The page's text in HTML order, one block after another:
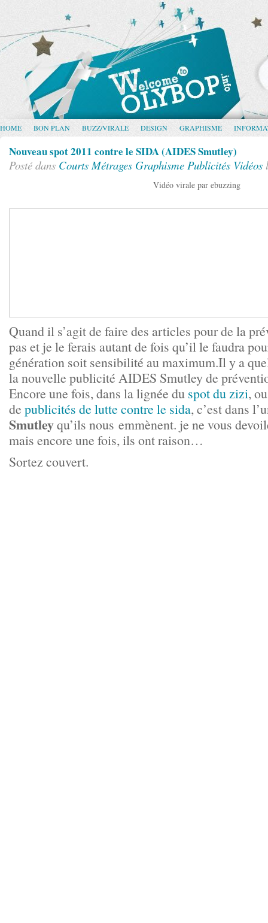
HOME BON PLAN BUZZ/VIRALE DESIGN GRAPHISME
Nouveau spot 2011 contre le SIDA (AIDES Smutley)
Posté dans Courts Métrages Graphisme Publicités Vidéos
Vidéo virale par ebuzzing
Quand il s’agit de faire des articles pour de la
pas et je le ferais autant de fois qu’il le faudra
génération soit sensibilité au maximum.Il y a
la nouvelle publicité AIDES Smutley de
Encore une fois, dans la lignée du spot du zizi,
de publicités de lutte contre le sida, c’est dans
Smutleyqu’ils nous emmènent. je ne vous
mais encore une fois, ils ont raison…
Sortez couvert.